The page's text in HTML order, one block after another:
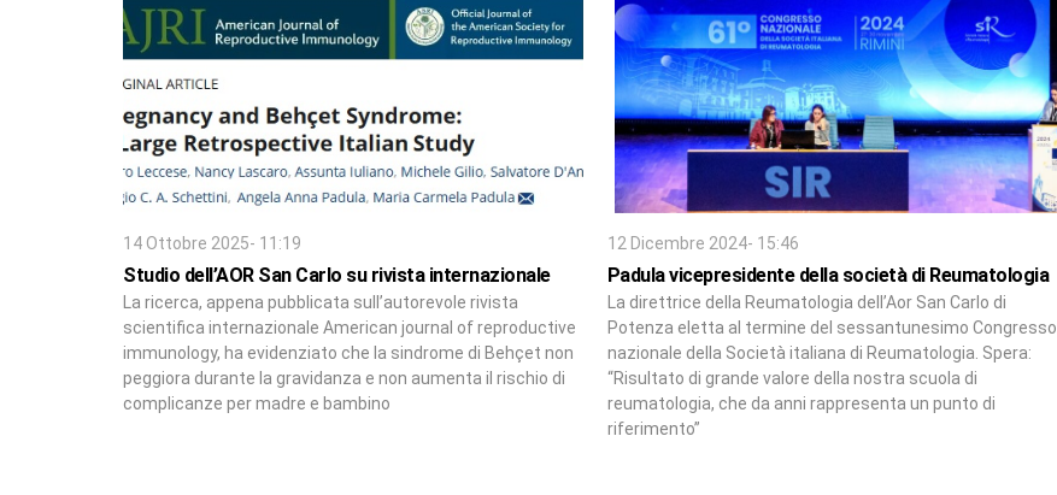
14 Ottobre 2025- 11:19
Studio dell’AOR San Carlo su rivista internazionale
La ricerca, appena pubblicata sull’autorevole rivista
scientifica internazionale American journal of reproductive
immunology, ha evidenziato che la sindrome di Behçet non
peggiora durante la gravidanza e non aumenta il rischio di
complicanze per madre e bambino
12 Dicembre 2024- 15:46
Padula vicepresidente della società di Reumatologia
La direttrice della Reumatologia dell’Aor San Carlo di
Potenza eletta al termine del sessantunesimo Congresso
nazionale della Società italiana di Reumatologia. Spera:
“Risultato di grande valore della nostra scuola di
reumatologia, che da anni rappresenta un punto di
riferimento”